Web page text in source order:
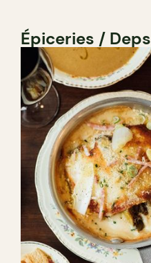
Épiceries / Deps